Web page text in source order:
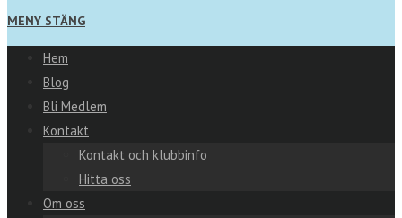
MENY STÄNG
Hem
Blog
Bli Medlem
Kontakt
Kontakt och klubbinfo
Hitta oss
Om oss